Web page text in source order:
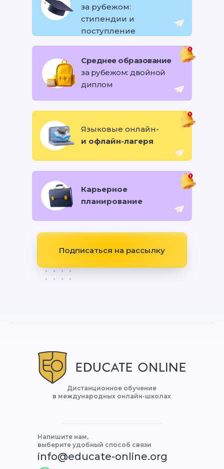
Подписаться на рассылку
за рубежом:
стипендии и
поступление
Среднее образование
за рубежом: двойной
диплом
Языковые онлайн-
и офлайн-лагеря
Карьерное
планирование
Напишите нам,
выберите удобный способ связи
info@educate-online.org
Дистанционное обучение
в международных онлайн-школах